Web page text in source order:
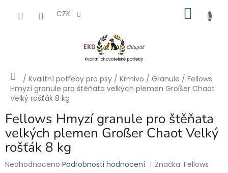
CZK
Domů
/ Kvalitní potřeby pro psy / Krmivo / Granule / Fellows
Hmyzí granule pro štěňata velkých plemen Großer Chaot
Velký rošťák 8 kg
Fellows Hmyzí granule pro štěňata
velkých plemen Großer Chaot Velký
rošťák 8 kg
Průměrné
Neohodnoceno Podrobnosti hodnocení Značka:Fellows